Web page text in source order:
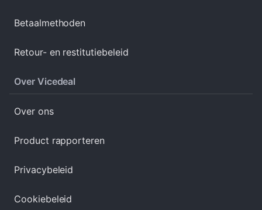
Betaalmethoden
Retour- en restitutiebeleid
Over Vicedeal
Over ons
Product rapporteren
Privacybeleid
Cookiebeleid